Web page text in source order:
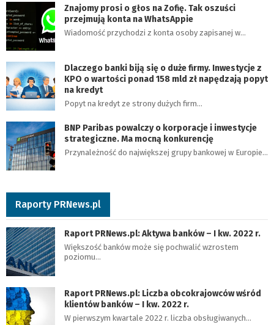
Znajomy prosi o głos na Zofię. Tak oszuści
przejmują konta na WhatsAppie
Wiadomość przychodzi z konta osoby zapisanej w…
Dlaczego banki biją się o duże firmy. Inwestycje z
KPO o wartości ponad 158 mld zł napędzają popyt
na kredyt
Popyt na kredyt ze strony dużych firm…
BNP Paribas powalczy o korporacje i inwestycje
strategiczne. Ma mocną konkurencję
Przynależność do największej grupy bankowej w Europie…
Raporty PRNews.pl
Raport PRNews.pl: Aktywa banków – I kw. 2022 r.
Większość banków może się pochwalić wzrostem
poziomu…
Raport PRNews.pl: Liczba obcokrajowców wśród
klientów banków – I kw. 2022 r.
W pierwszym kwartale 2022 r. liczba obsługiwanych…